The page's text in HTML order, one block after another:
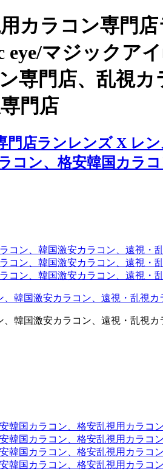
カラコン専門
マジックア
専門店、乱視
門店
店ランレンズ X レ
コン、格安韓国カラ
ン、韓国激安カラコン、遠視・
ン、韓国激安カラコン、遠視・
ン、韓国激安カラコン、遠視・
韓国激安カラコン、遠視・乱視
韓国激安カラコン、遠視・乱視
韓国カラコン、格安乱視用カラコ
国カラコン、格安乱視用カラコ
韓国カラコン、格安乱視用カラコ
韓国カラコン、格安乱視用カラコ